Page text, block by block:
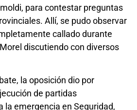
para contestar preguntas
Allí, se pudo observar
callado durante
discutiendo con diversos
la oposición dio por
de partidas
la emergencia en Seguridad,